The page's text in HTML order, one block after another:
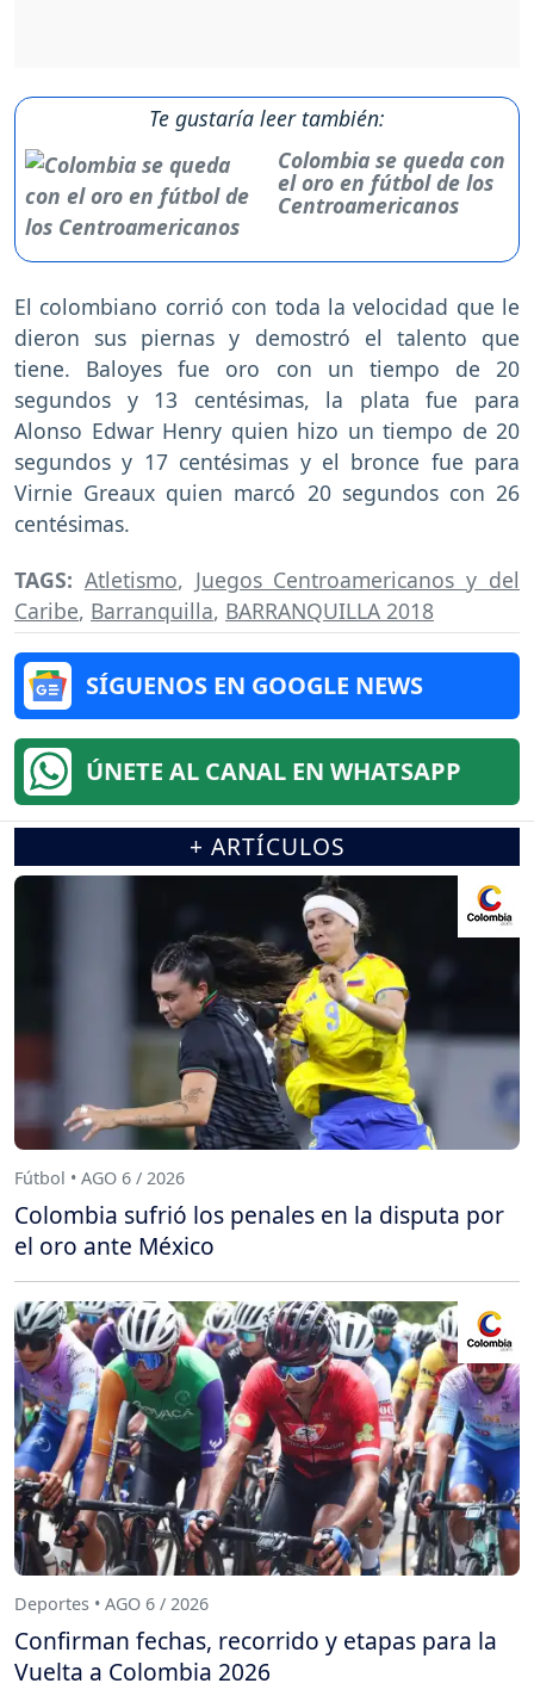
Te gustaría leer también:
Colombia se queda con
el oro en fútbol de los
Centroamericanos
El colombiano corrió con toda la velocidad que le
dieron sus piernas y demostró el talento que
tiene. Baloyes fue oro con un tiempo de 20
segundos y 13 centésimas, la plata fue para
Alonso Edwar Henry quien hizo un tiempo de 20
segundos y 17 centésimas y el bronce fue para
Virnie Greaux quien marcó 20 segundos con 26
centésimas.
TAGS: Atletismo, Juegos Centroamericanos y del
Caribe, Barranquilla, BARRANQUILLA 2018
SÍGUENOS EN GOOGLE NEWS
ÚNETE AL CANAL EN WHATSAPP
+ ARTÍCULOS
Fútbol • AGO 6 / 2026
Colombia sufrió los penales en la disputa por
el oro ante México
Deportes • AGO 6 / 2026
Confirman fechas, recorrido y etapas para la
Vuelta a Colombia 2026